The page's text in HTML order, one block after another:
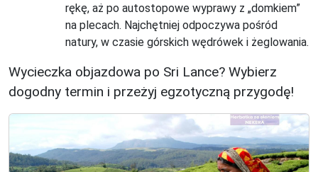
rękę, aż po autostopowe wyprawy z „domkiem”
na plecach. Najchętniej odpoczywa pośród
natury, w czasie górskich wędrówek i żeglowania.
Wycieczka objazdowa po Sri Lance? Wybierz
dogodny termin i przeżyj egzotyczną przygodę!